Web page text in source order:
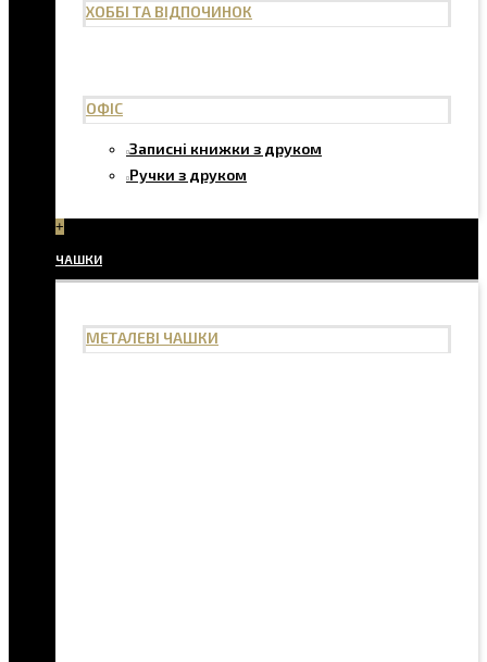
ХОББІ ТА ВІДПОЧИНОК
ОФІС
Записні книжки з друком
Ручки з друком
+
ЧАШКИ
МЕТАЛЕВІ ЧАШКИ